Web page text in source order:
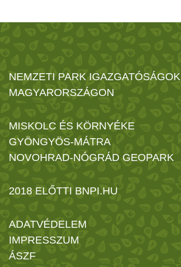
NEMZETI PARK IGAZGATÓSÁGOK
MAGYARORSZÁGON
MISKOLC ÉS KÖRNYÉKE
GYÖNGYÖS-MÁTRA
NOVOHRAD-NÓGRÁD GEOPARK
2018 ELŐTTI BNPI.HU
ADATVÉDELEM
IMPRESSZUM
ÁSZF